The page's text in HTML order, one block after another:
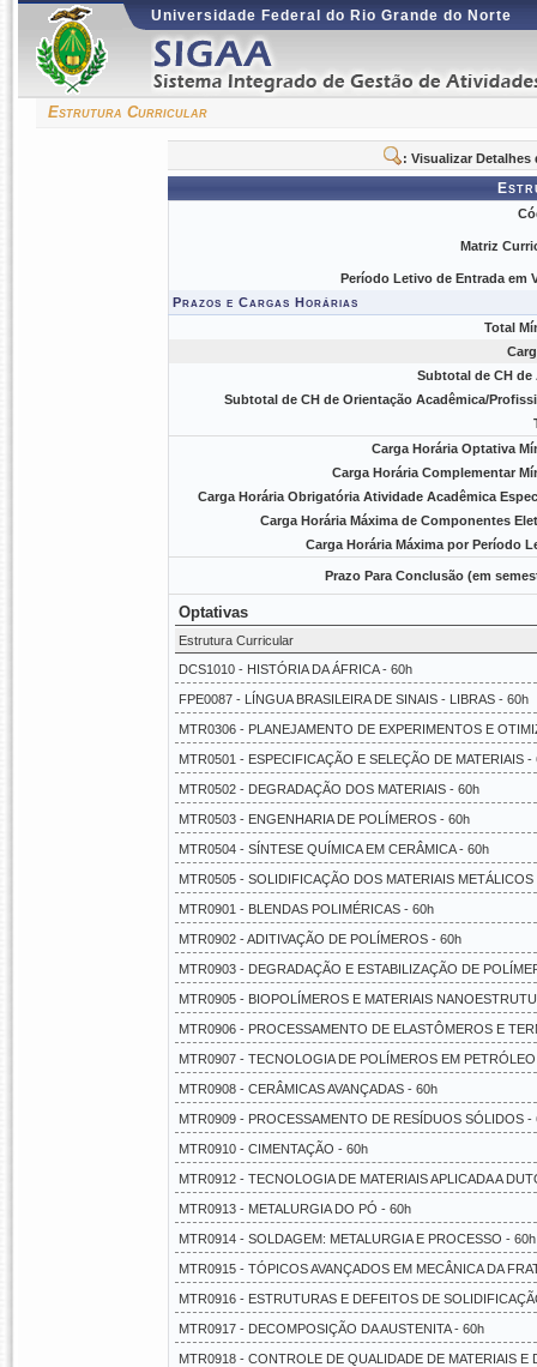
Universidade Federal do Rio Grande do Norte
Estrutura Curricular
: Visualizar
Matriz
Período Letivo de Entrada em
Prazos e Cargas Horárias
Total
Subtotal de CH de
Subtotal de CH de Orientação Acadêmica/
Carga Horária Optativa
Carga Horária Complementar
Carga Horária Obrigatória Atividade Acadêmica
Carga Horária Máxima de Componentes
Carga Horária Máxima por Período
Prazo Para Conclusão (em
Optativas
Estrutura Curricular
DCS1010 - HISTÓRIA DA ÁFRICA - 60h
FPE0087 - LÍNGUA BRASILEIRA DE SINAIS - LIBRAS - 60h
MTR0306 - PLANEJAMENTO DE EXPERIMENTOS E
MTR0501 - ESPECIFICAÇÃO E SELEÇÃO DE MATERIAIS -
MTR0502 - DEGRADAÇÃO DOS MATERIAIS - 60h
MTR0503 - ENGENHARIA DE POLÍMEROS - 60h
MTR0504 - SÍNTESE QUÍMICA EM CERÂMICA - 60h
MTR0505 - SOLIDIFICAÇÃO DOS MATERIAIS
MTR0901 - BLENDAS POLIMÉRICAS - 60h
MTR0902 - ADITIVAÇÃO DE POLÍMEROS - 60h
MTR0903 - DEGRADAÇÃO E ESTABILIZAÇÃO DE
MTR0905 - BIOPOLÍMEROS E MATERIAIS
MTR0906 - PROCESSAMENTO DE ELASTÔMEROS E
MTR0907 - TECNOLOGIA DE POLÍMEROS EM
MTR0908 - CERÂMICAS AVANÇADAS - 60h
MTR0909 - PROCESSAMENTO DE RESÍDUOS SÓLIDOS -
MTR0910 - CIMENTAÇÃO - 60h
MTR0912 - TECNOLOGIA DE MATERIAIS APLICADA A
MTR0913 - METALURGIA DO PÓ - 60h
MTR0914 - SOLDAGEM: METALURGIA E PROCESSO - 60h
MTR0915 - TÓPICOS AVANÇADOS EM MECÂNICA DA
MTR0916 - ESTRUTURAS E DEFEITOS DE
MTR0917 - DECOMPOSIÇÃO DA AUSTENITA - 60h
MTR0918 - CONTROLE DE QUALIDADE DE MATERIAIS E